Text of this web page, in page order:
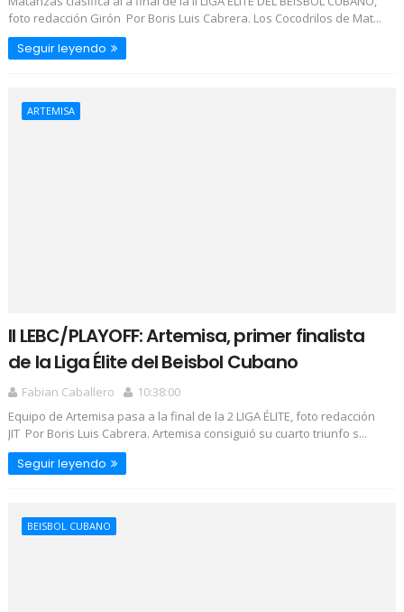
foto redacción Girón Por Boris Luis Cabrera. Los Cocodrilos de Mat...
Seguir leyendo
ARTEMISA
II LEBC/PLAYOFF: Artemisa, primer finalista
de la Liga Élite del Beisbol Cubano
Fabian Caballero
10:38:00
Equipo de Artemisa pasa a la final de la 2 LIGA ÉLITE, foto redacción
JIT Por Boris Luis Cabrera. Artemisa consiguió su cuarto triunfo s...
Seguir leyendo
BEISBOL CUBANO